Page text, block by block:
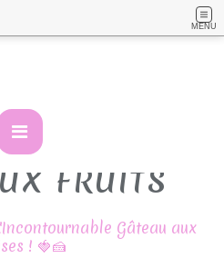
MENU
FRUITS
Gâteau aux
! 🍓🍰